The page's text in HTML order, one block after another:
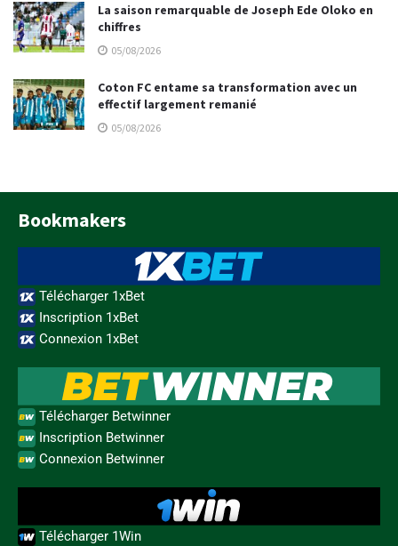
La saison remarquable de Joseph Ede Oloko en
chiffres
05/08/2026
Coton FC entame sa transformation avec un
effectif largement remanié
05/08/2026
Bookmakers
Télécharger 1xBet
Inscription 1xBet
Connexion 1xBet
Télécharger Betwinner
Inscription Betwinner
Connexion Betwinner
Télécharger 1Win